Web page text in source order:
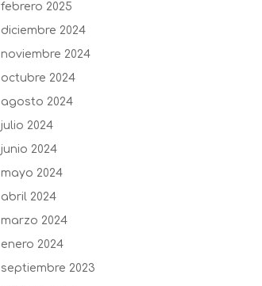
febrero 2025
diciembre 2024
noviembre 2024
octubre 2024
agosto 2024
julio 2024
junio 2024
mayo 2024
abril 2024
marzo 2024
enero 2024
septiembre 2023